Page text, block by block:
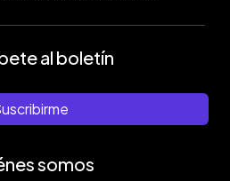
al boletín
somos